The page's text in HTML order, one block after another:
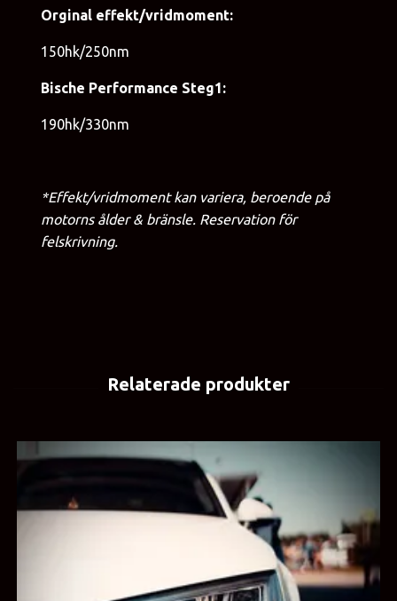
Orginal effekt/vridmoment:
150hk/250nm
Bische Performance Steg1:
190hk/330nm
*Effekt/vridmoment kan variera, beroende på
motorns ålder & bränsle. Reservation för
felskrivning.